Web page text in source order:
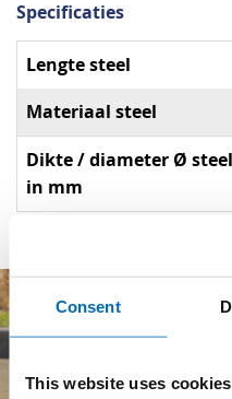
Consent
This website uses cookies
Specificaties
Specificaties
Lengte steel
Materiaal steel
Dikte / diameter Ø steel
in mm